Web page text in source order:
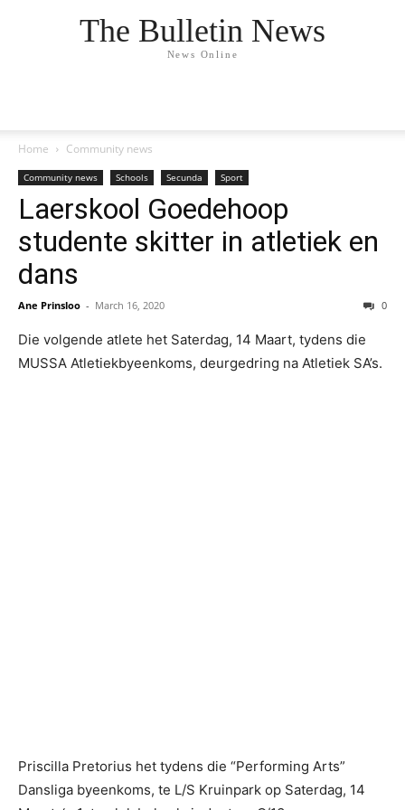
The Bulletin News
News Online
Home Community news
Community news Schools Secunda Sport
Laerskool Goedehoop
studente skitter in atletiek en
dans
Ane Prinsloo - March 16, 2020 0
Die volgende atlete het Saterdag, 14 Maart, tydens die
MUSSA Atletiekbyeenkoms, deurgedring na Atletiek SA’s.
Priscilla Pretorius het tydens die “Performing Arts”
Dansliga byeenkoms, te L/S Kruinpark op Saterdag, 14